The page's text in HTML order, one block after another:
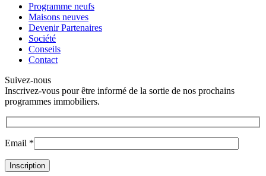
Programme neufs
Maisons neuves
Devenir Partenaires
Société
Conseils
Contact
Suivez-nous
Inscrivez-vous pour être informé de la sortie de nos prochains
programmes immobiliers.
Email *